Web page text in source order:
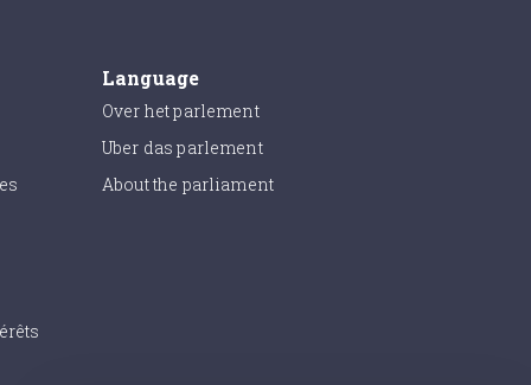
Language
Over het parlement
Uber das parlement
About the parliament